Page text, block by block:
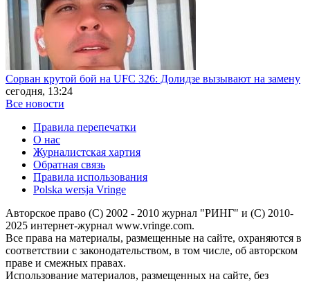
Сорван крутой бой на UFC 326: Долидзе вызывают на замену
сегодня, 13:24
Все новости
Правила перепечатки
О нас
Журналистская хартия
Обратная связь
Правила использования
Polska wersja Vringe
Авторское право (С) 2002 - 2010 журнал "РИНГ" и (С) 2010-
2025 интернет-журнал www.vringe.com.
Все права на материалы, размещенные на сайте, охраняются в
соответствии с законодательством, в том числе, об авторском
праве и смежных правах.
Использование материалов, размещенных на сайте, без